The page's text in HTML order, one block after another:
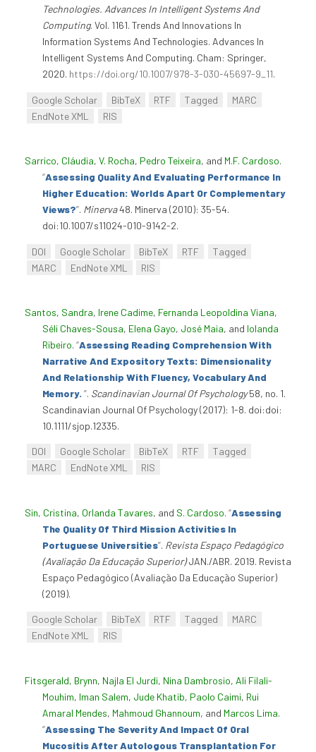
Technologies. Advances In Intelligent Systems And
Computing. Vol. 1161. Trends And Innovations In
Information Systems And Technologies. Advances In
Intelligent Systems And Computing. Cham: Springer,
2020. https://doi.org/10.1007/978-3-030-45697-9_11.
Google Scholar BibTeX RTF Tagged
MARC
EndNote XML
RIS
Sarrico, Cláudia, V. Rocha, Pedro Teixeira, and M.F. Cardoso.
“Assessing Quality And Evaluating Performance In
Higher Education: Worlds Apart Or Complementary
Views?”. Minerva48. Minerva (2010): 35-54.
doi:10.1007/s11024-010-9142-2.
DOI Google Scholar BibTeX RTF
Tagged
MARC
EndNote XML RIS
Santos, Sandra, Irene Cadime, Fernanda Leopoldina Viana,
Séli Chaves-Sousa, Elena Gayo, José Maia, and Iolanda
Ribeiro. “Assessing Reading Comprehension With
Narrative And Expository Texts: Dimensionality
And Relationship With Fluency, Vocabulary And
Memory.”. Scandinavian Journal Of Psychology58, no. 1.
Scandinavian Journal Of Psychology (2017): 1-8. doi:doi:
10.1111/sjop.12335.
DOI Google Scholar BibTeX RTF
Tagged
MARC
EndNote XML RIS
Sin, Cristina, Orlanda Tavares, and S. Cardoso. “Assessing
The Quality Of Third Mission Activities In
Portuguese Universities”. Revista Espaço Pedagógico
(Avaliação Da Educação Superior)JAN./ABR. 2019. Revista
Espaço Pedagógico (Avaliação Da Educação Superior)
(2019).
Google Scholar BibTeX RTF Tagged
MARC
EndNote XML
RIS
Fitsgerald, Brynn, Najla El Jurdi, Nina Dambrosio, Ali Filali-
Mouhim, Iman Salem, Jude Khatib, Paolo Caimi, Rui
Amaral Mendes, Mahmoud Ghannoum, and Marcos Lima.
“Assessing The Severity And Impact Of Oral
Mucositis After Autologous Transplantation For